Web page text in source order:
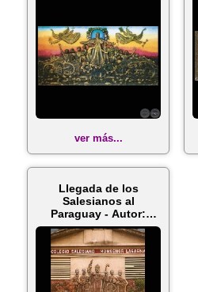
ver más...
Llegada de los
Salesianos al
Paraguay - Autor:
Alejandro Lavand -...